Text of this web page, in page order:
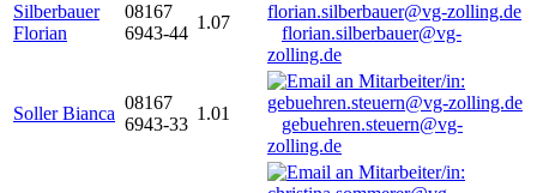
Silberbauer
Florian
08167
6943-44
1.07
florian.silberbauer@vg-
zolling.de
Soller Bianca
08167
6943-33
1.01
gebuehren.steuern@vg-
zolling.de